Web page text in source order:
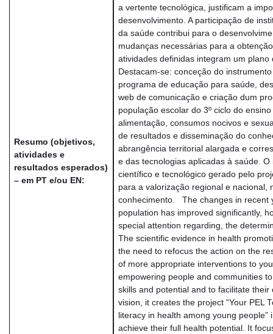
Resumo (objetivos,
atividades e
resultados esperados)
– em PT e/ou EN:
a vertente tecnológica, justificam a
desenvolvimento. A participação de
da saúde contribui para o
mudanças necessárias para a
atividades definidas integram um plano
Destacam-se: conceção do
programa de educação para saúde,
web de comunicação e criação dum
população escolar do 3º ciclo do
alimentação, consumos nocivos e
de resultados e disseminação do
abrangência territorial alargada e
e das tecnologias aplicadas à saúde.
científico e tecnológico gerado pelo
para a valorização regional e nacional,
conhecimento. The changes in recent
population has improved significantly,
special attention regarding, the
The scientific evidence in health
the need to refocus the action on the
of more appropriate interventions to
empowering people and communities
skills and potential and to facilitate
vision, it creates the project “Your PEL
literacy in health among young
achieve their full health potential. It